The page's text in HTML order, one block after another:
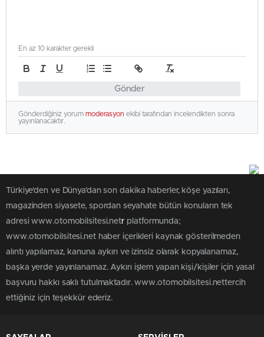
Gönder
En az 10 karakter gerekli
Gönderdiğiniz yorum moderasyon ekibi tarafından incelendikten sonra
yayınlanacaktır.
Türkiye'den ve Dünya’dan son dakika haberler, köşe yazıları,
magazinden siyasete, spordan seyahate bütün konuların tek
adresi www.otomobilsitesi.netr platformunda;
www.otomobilsitesi.net haber içerikleri kaynak gösterilmeden
alıntı yapılamaz, kanuna aykırı ve izinsiz olarak kopyalanamaz,
başka yerde yayınlanamaz. Aykırı işlem yapan kişi/kişiler için yasal
başvuru hakkı saklı tutulmaktadır. www.otomobilsitesi.nettercih
ettiğiniz için teşekkür ederiz.